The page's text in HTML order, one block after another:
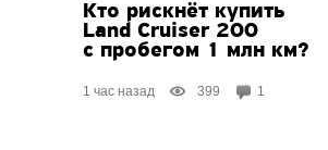
Кто рискнёт купить
Land Cruiser 200
с пробегом 1 млн км?
1 час назад 399 1